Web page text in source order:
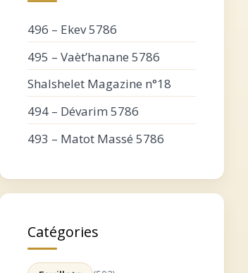
496 – Ekev 5786
495 – Vaèt’hanane 5786
Shalshelet Magazine n°18
494 – Dévarim 5786
493 – Matot Massé 5786
Catégories